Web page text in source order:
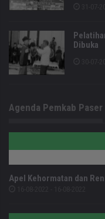
Dibuka
Agenda Pemkab Paser
Apel Kehormatan dan